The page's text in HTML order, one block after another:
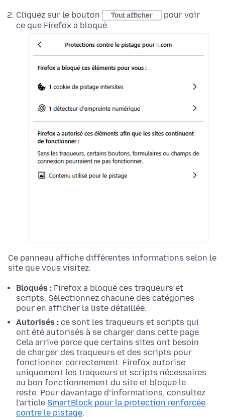
Cliquez sur le bouton Tout afficher
pour voir
ce que Firefox a bloqué.
Ce panneau affiche différentes informations selon le
site que vous visitez.
Bloqués : Firefox a bloqué ces traqueurs et
scripts. Sélectionnez chacune des catégories
pour en afficher la liste détaillée.
Autorisés : ce sont les traqueurs et scripts qui
ont été autorisés à se charger dans cette page.
Cela arrive parce que certains sites ont besoin
de charger des traqueurs et des scripts pour
fonctionner correctement. Firefox autorise
uniquement les traqueurs et scripts nécessaires
au bon fonctionnement du site et bloque le
reste. Pour davantage d’informations, consultez
l’article SmartBlock pour la protection renforcée
contre le pistage.